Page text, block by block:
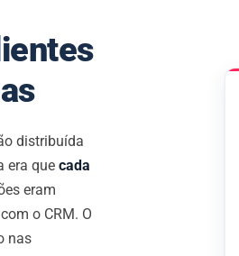
distribuída
era que cada
eram
o CRM. O
nas